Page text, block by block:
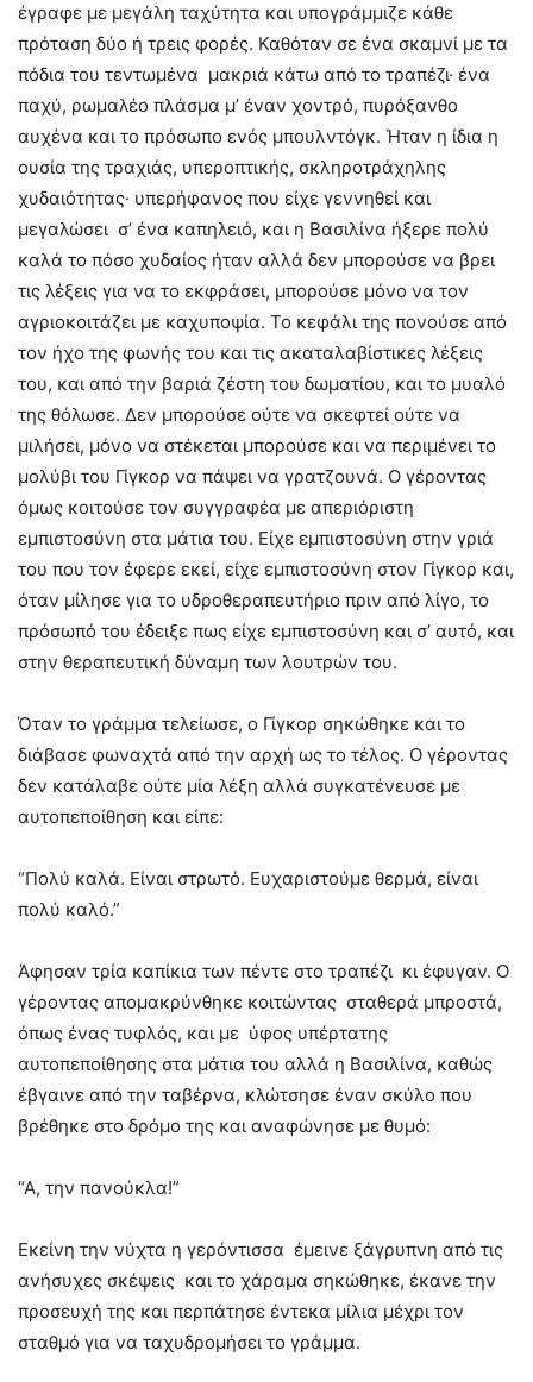
έγραφε με μεγάλη ταχύτητα και υπογράμμιζε κάθε
πρόταση δύο ή τρεις φορές. Καθόταν σε ένα σκαμνί με τα
πόδια του τεντωμένα μακριά κάτω από το τραπέζι· ένα
παχύ, ρωμαλέο πλάσμα μ’ έναν χοντρό, πυρόξανθο
αυχένα και το πρόσωπο ενός μπουλντόγκ. Ήταν η ίδια η
ουσία της τραχιάς, υπεροπτικής, σκληροτράχηλης
χυδαιότητας· υπερήφανος που είχε γεννηθεί και
μεγαλώσει σ’ ένα καπηλειό, και η Βασιλίνα ήξερε πολύ
καλά το πόσο χυδαίος ήταν αλλά δεν μπορούσε να βρει
τις λέξεις για να το εκφράσει, μπορούσε μόνο να τον
αγριοκοιτάζει με καχυποψία. Το κεφάλι της πονούσε από
τον ήχο της φωνής του και τις ακαταλαβίστικες λέξεις
του, και από την βαριά ζέστη του δωματίου, και το μυαλό
της θόλωσε. Δεν μπορούσε ούτε να σκεφτεί ούτε να
μιλήσει, μόνο να στέκεται μπορούσε και να περιμένει το
μολύβι του Γίγκορ να πάψει να γρατζουνά. Ο γέροντας
όμως κοιτούσε τον συγγραφέα με απεριόριστη
εμπιστοσύνη στα μάτια του. Είχε εμπιστοσύνη στην γριά
του που τον έφερε εκεί, είχε εμπιστοσύνη στον Γίγκορ και,
όταν μίλησε για το υδροθεραπευτήριο πριν από λίγο, το
πρόσωπό του έδειξε πως είχε εμπιστοσύνη και σ’ αυτό, και
στην θεραπευτική δύναμη των λουτρών του.
Όταν το γράμμα τελείωσε, ο Γίγκορ σηκώθηκε και το
διάβασε φωναχτά από την αρχή ως το τέλος. Ο γέροντας
δεν κατάλαβε ούτε μία λέξη αλλά συγκατένευσε με
αυτοπεποίθηση και είπε:
“Πολύ καλά. Είναι στρωτό. Ευχαριστούμε θερμά, είναι
πολύ καλό.”
Άφησαν τρία καπίκια των πέντε στο τραπέζι κι έφυγαν. Ο
γέροντας απομακρύνθηκε κοιτώντας σταθερά μπροστά,
όπως ένας τυφλός, και με ύφος υπέρτατης
αυτοπεποίθησης στα μάτια του αλλά η Βασιλίνα, καθώς
έβγαινε από την ταβέρνα, κλώτσησε έναν σκύλο που
βρέθηκε στο δρόμο της και αναφώνησε με θυμό:
“Α, την πανούκλα!”
Εκείνη την νύχτα η γερόντισσα έμεινε ξάγρυπνη από τις
ανήσυχες σκέψεις και το χάραμα σηκώθηκε, έκανε την
προσευχή της και περπάτησε έντεκα μίλια μέχρι τον
σταθμό για να ταχυδρομήσει το γράμμα.